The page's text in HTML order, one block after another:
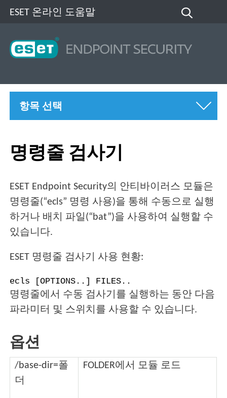
ESET 온라인 도움말
항목 선택
명령줄 검사기
ESET Endpoint Security의 안티바이러스 모듈은
명령줄(“ecls” 명령 사용)을 통해 수동으로 실행
하거나 배치 파일(“bat”)을 사용하여 실행할 수
있습니다.
ESET 명령줄 검사기 사용 현황:
ecls [OPTIONS..] FILES..
명령줄에서 수동 검사기를 실행하는 동안 다음
파라미터 및 스위치를 사용할 수 있습니다.
옵션
/base-dir=폴
더
FOLDER에서 모듈 로드